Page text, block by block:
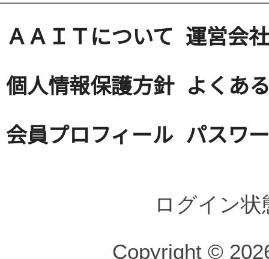
ＡＡＩＴについて 運営会社
個人情報保護方針 よくあ
会員プロフィール パスワ
ログイン
Copyright ©